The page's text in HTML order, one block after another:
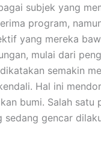
subjek yang
program,
yang mereka
mulai dari
semakin
Hal ini
bumi. Salah
gencar